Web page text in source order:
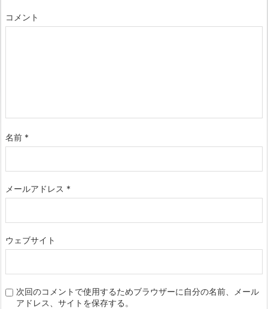
コメント
名前 *
メールアドレス *
ウェブサイト
次回のコメントで使用するためブラウザーに自分の名前、メール
アドレス、サイトを保存する。